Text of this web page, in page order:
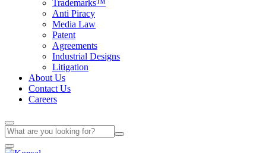
Trademarks™
Anti Piracy
Media Law
Patent
Agreements
Industrial Designs
Litigation
About Us
Contact Us
Careers